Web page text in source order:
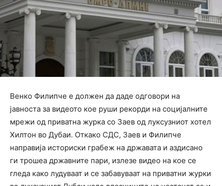
Венко Филипче е должен да даде одговори на
јавноста за видеото кое руши рекорди на социјалните
мрежи од приватна журка со Заев од луксузниот хотел
Хилтон во Дубаи. Откако СДС, Заев и Филипче
направија историски грабеж на државата и аздисано
ги трошеа државните пари, излезе видео на кое се
гледа како лудуваат и се забавуваат на приватни журки